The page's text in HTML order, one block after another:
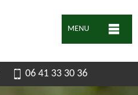
MENU
06 41 33 30 36